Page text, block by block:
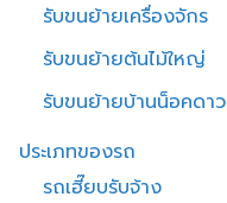
รับขนย้ายเครื่องจักร
รับขนย้ายต้นไม้ใหญ่
รับขนย้ายบ้านน็อคดา
ประเภทของรถ
รถเฮี๊ยบรับจ้าง